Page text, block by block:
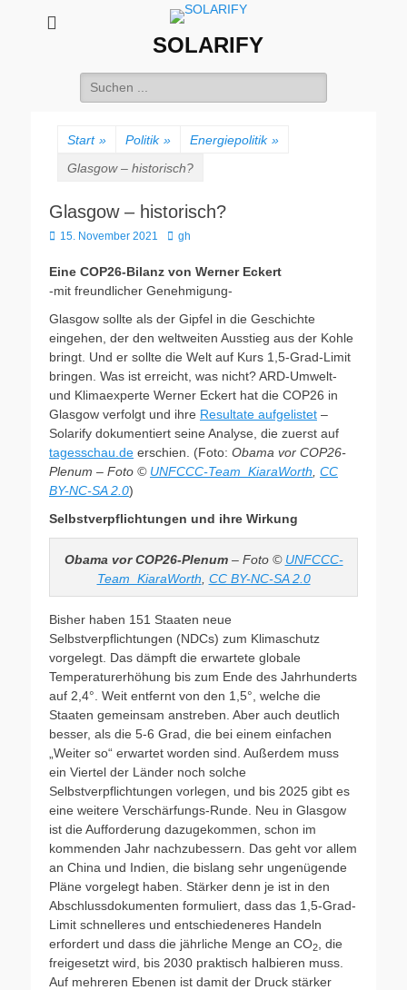
SOLARIFY
Suchen
nach:
Start » Politik » Energiepolitik »
Glasgow – historisch?
Glasgow – historisch?
Veröffentlicht
15. November 2021 Autor
gh
Eine COP26-Bilanz von Werner Eckert
-mit freundlicher Genehmigung-
Glasgow sollte als der Gipfel in die Geschichte
eingehen, der den weltweiten Ausstieg aus der Kohle
bringt. Und er sollte die Welt auf Kurs 1,5-Grad-Limit
bringen. Was ist erreicht, was nicht? ARD-Umwelt-
und Klimaexperte Werner Eckert hat die COP26 in
Glasgow verfolgt und ihre Resultate aufgelistet –
Solarify dokumentiert seine Analyse, die zuerst auf
tagesschau.de erschien. (Foto: Obama vor COP26-
Plenum – Foto © UNFCCC-Team_KiaraWorth CC
BY-NC-SA 2.0)
Selbstverpflichtungen und ihre Wirkung
Obama vor COP26-Plenum– Foto © UNFCCC-
Team_KiaraWorth CC BY-NC-SA 2.0
Bisher haben 151 Staaten neue
Selbstverpflichtungen (NDCs) zum Klimaschutz
vorgelegt. Das dämpft die erwartete globale
Temperaturerhöhung bis zum Ende des Jahrhunderts
auf 2,4°. Weit entfernt von den 1,5°, welche die
Staaten gemeinsam anstreben. Aber auch deutlich
besser, als die 5-6 Grad, die bei einem einfachen
„Weiter so“ erwartet worden sind. Außerdem muss
ein Viertel der Länder noch solche
Selbstverpflichtungen vorlegen, und bis 2025 gibt es
eine weitere Verschärfungs-Runde. Neu in Glasgow
ist die Aufforderung dazugekommen, schon im
kommenden Jahr nachzubessern. Das geht vor allem
an China und Indien, die bislang sehr ungenügende
Pläne vorgelegt haben. Stärker denn je ist in den
Abschlussdokumenten formuliert, dass das 1,5-Grad-
Limit schnelleres und entschiedeneres Handeln
erfordert und dass die jährliche Menge an CO2
, die
freigesetzt wird, bis 2030 praktisch halbieren muss.
Auf mehreren Ebenen ist damit der Druck stärker